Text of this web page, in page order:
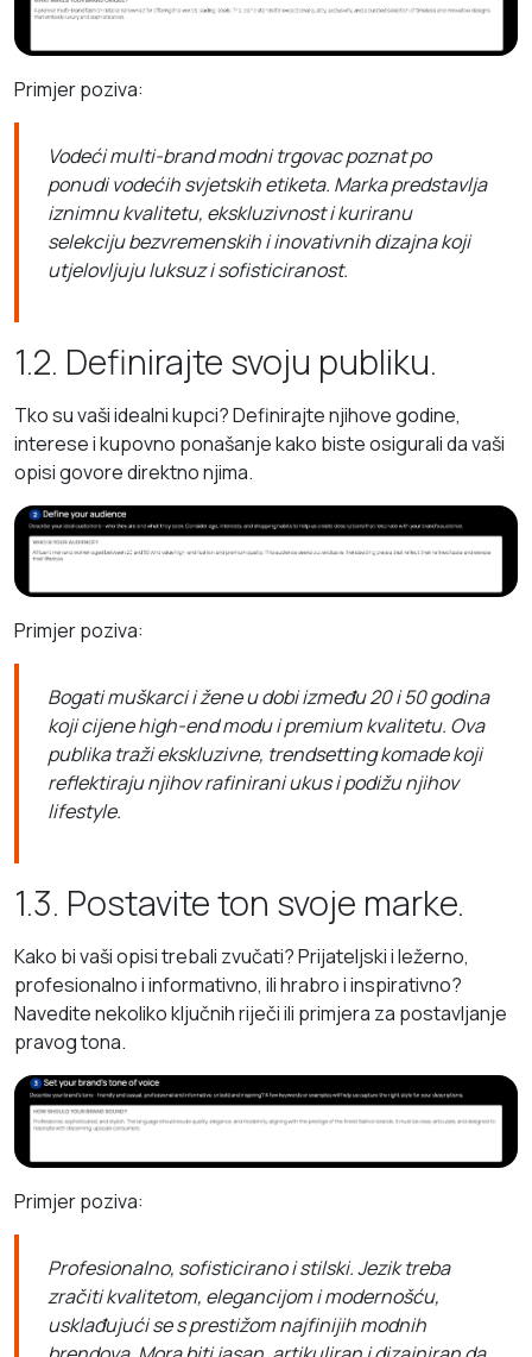
Primjer poziva:
Vodeći multi-brand modni trgovac poznat po
ponudi vodećih svjetskih etiketa. Marka predstavlja
iznimnu kvalitetu, ekskluzivnost i kuriranu
selekciju bezvremenskih i inovativnih dizajna koji
utjelovljuju luksuz i sofisticiranost.
1.2. Definirajte svoju publiku.
Tko su vaši idealni kupci? Definirajte njihove godine,
interese i kupovno ponašanje kako biste osigurali da vaši
opisi govore direktno njima.
Primjer poziva:
Bogati muškarci i žene u dobi između 20 i 50 godina
koji cijene high-end modu i premium kvalitetu. Ova
publika traži ekskluzivne, trendsetting komade koji
reflektiraju njihov rafinirani ukus i podižu njihov
lifestyle.
1.3. Postavite ton svoje marke.
Kako bi vaši opisi trebali zvučati? Prijateljski i ležerno,
profesionalno i informativno, ili hrabro i inspirativno?
Navedite nekoliko ključnih riječi ili primjera za postavljanje
pravog tona.
Primjer poziva:
Profesionalno, sofisticirano i stilski. Jezik treba
zračiti kvalitetom, elegancijom i modernošću,
usklađujući se s prestižom najfinijih modnih